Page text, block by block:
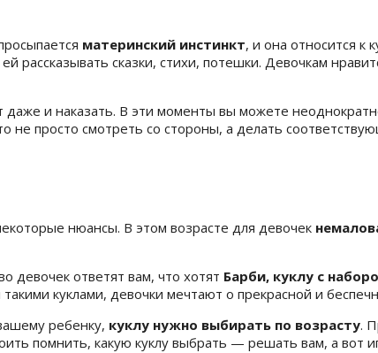
материнский инстинкт, и она относится к
сказки, стихи, потешки. Девочкам
и наказать. В эти моменты вы можете
не просто смотреть со стороны, а делать
нюансы. В этом возрасте для девочек
девочек ответят вам, что хотят Барби, куклу с
такими куклами, девочки мечтают о прекрасной и
ребенку, куклу нужно выбирать по возрасту.
помнить, какую куклу выбрать — решать вам, а вот